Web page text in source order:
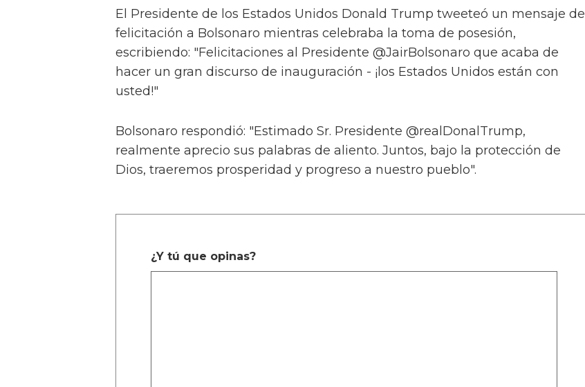
El Presidente de los Estados Unidos Donald Trump tweeteó un mensaje de
felicitación a Bolsonaro mientras celebraba la toma de posesión,
escribiendo: "Felicitaciones al Presidente @JairBolsonaro que acaba de
hacer un gran discurso de inauguración - ¡los Estados Unidos están con
usted!"
Bolsonaro respondió: "Estimado Sr. Presidente @realDonalTrump,
realmente aprecio sus palabras de aliento. Juntos, bajo la protección de
Dios, traeremos prosperidad y progreso a nuestro pueblo".
¿Y tú que opinas?